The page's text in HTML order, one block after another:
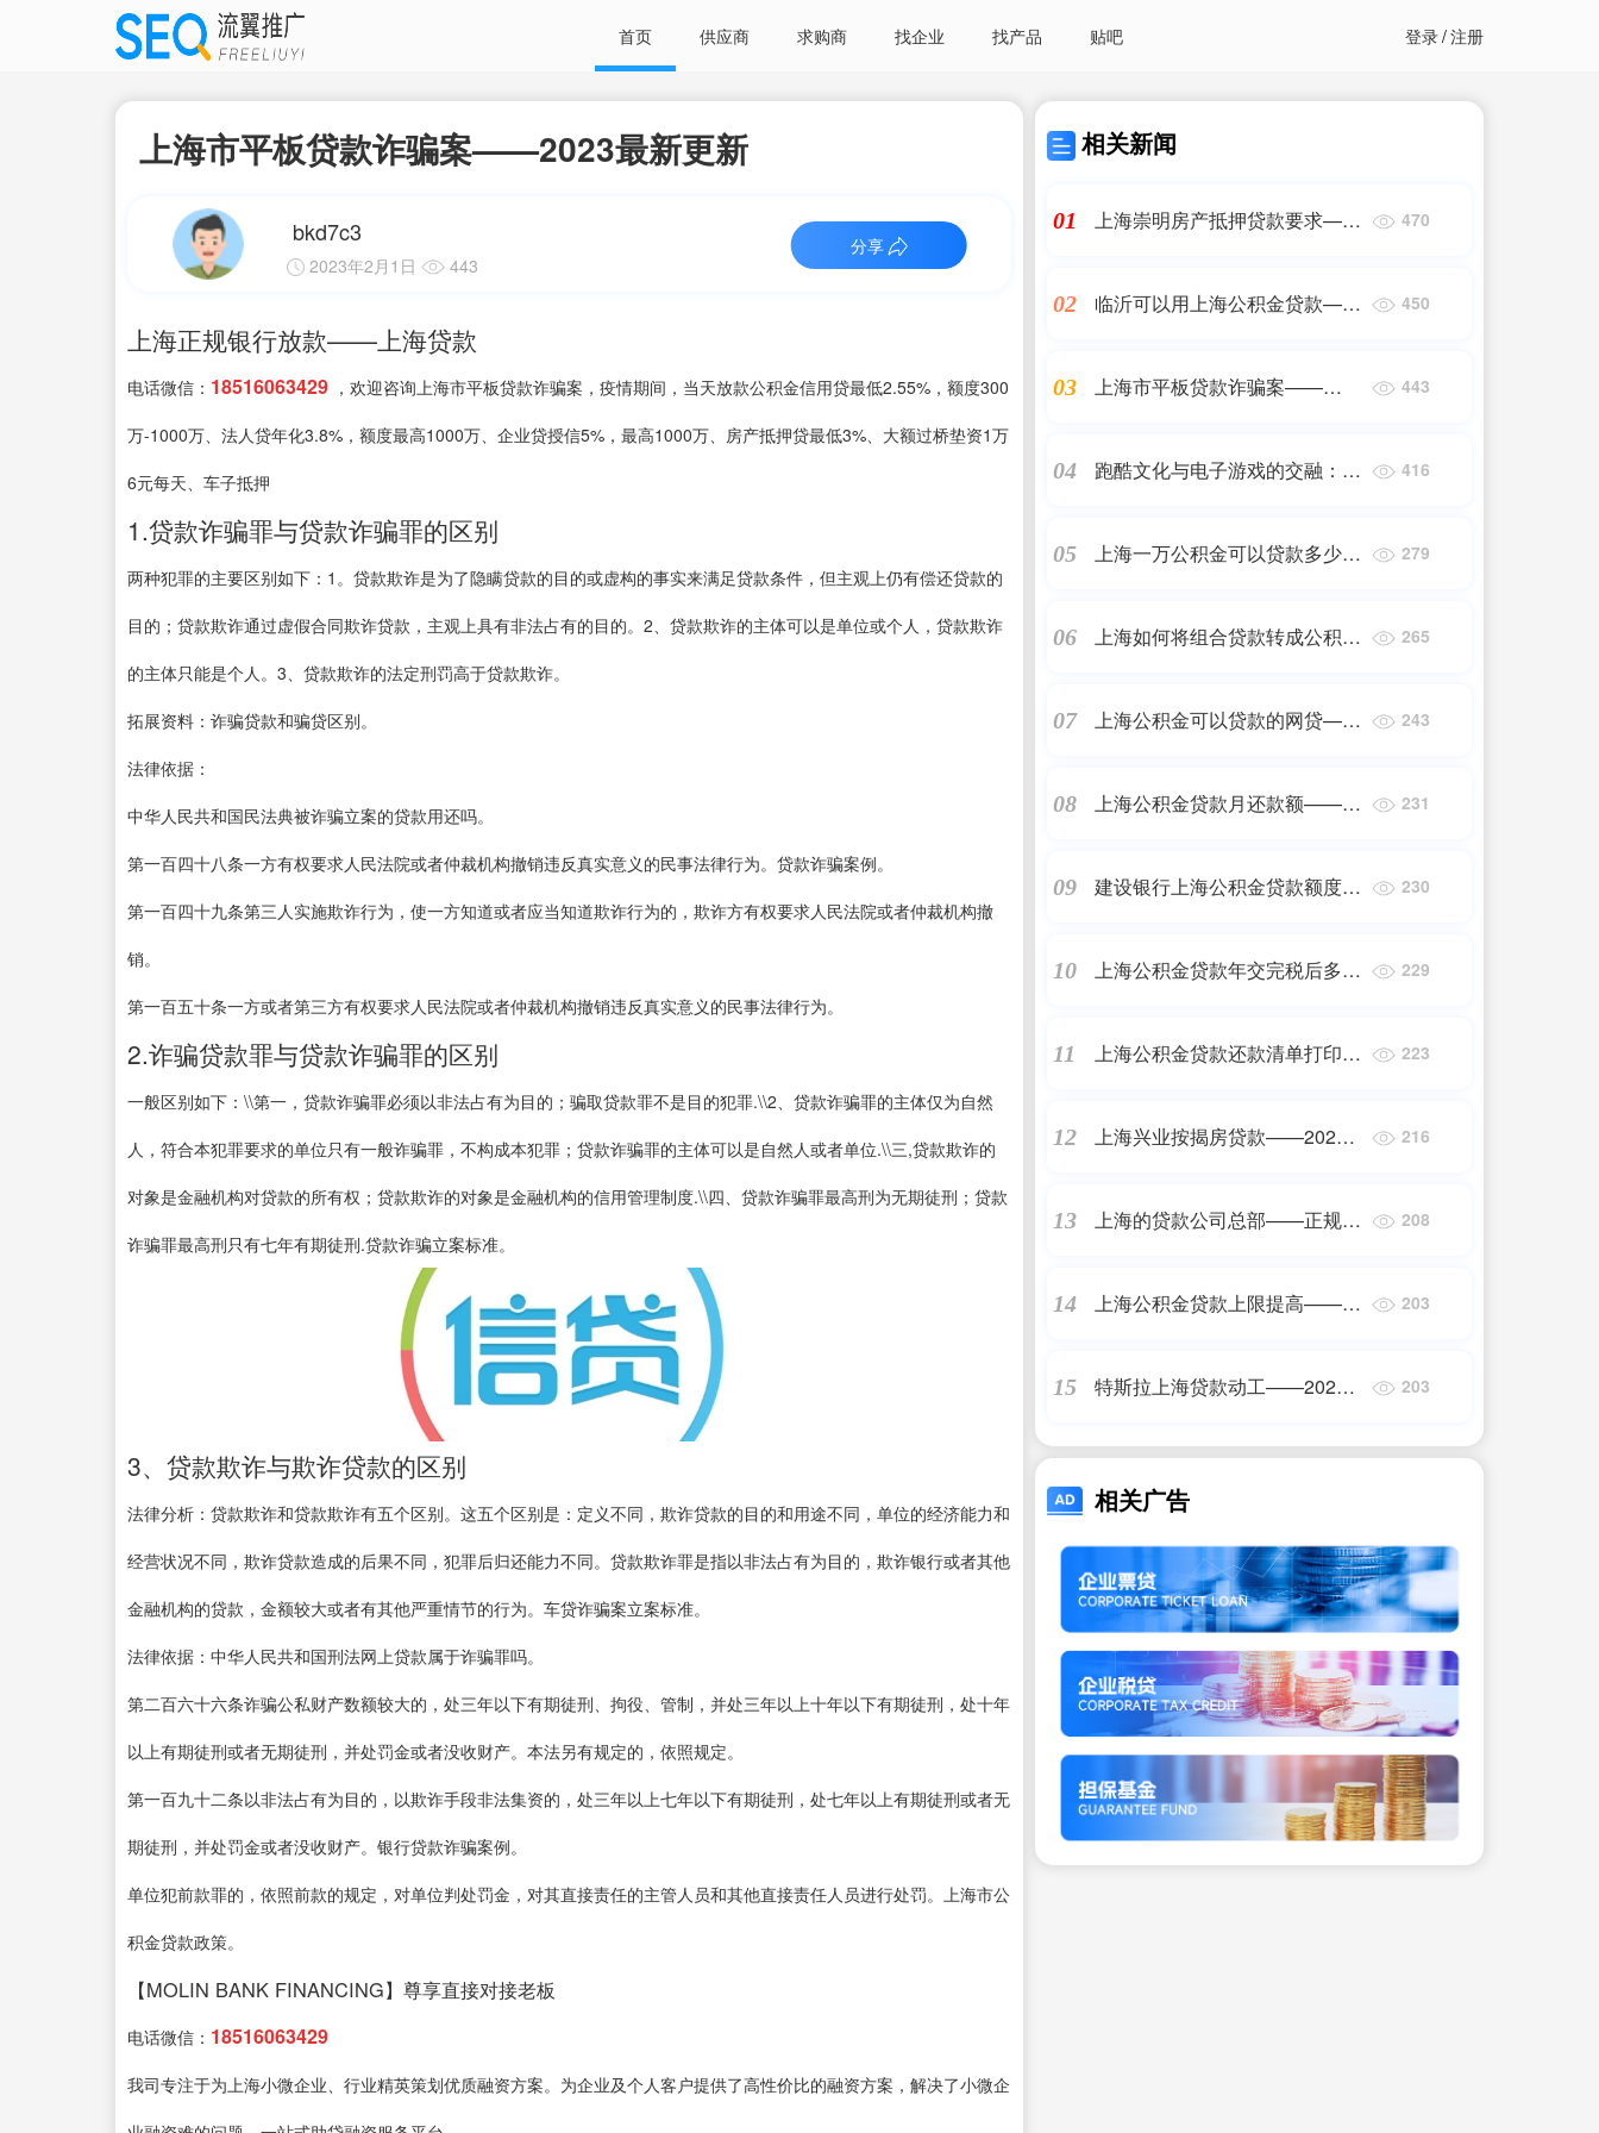
首页 供应商 求购商 找企业 找产品 贴吧 登录/注册
上海市平板贷款诈骗案——2023最新更新
bkd7c3
2023年2月1日 443
分享
上海正规银行放款——上海贷款
电话微信： 18516063429 ，欢迎咨询上海市平板贷款诈骗案，疫情期间，当天放款公积金信用贷最低2.55%，额度300
万-1000万、法人贷年化3.8%，额度最高1000万、企业贷授信5%，最高1000万、房产抵押贷最低3%、大额过桥垫资1万
6元每天、车子抵押
1.贷款诈骗罪与贷款诈骗罪的区别
两种犯罪的主要区别如下：1。贷款欺诈是为了隐瞒贷款的目的或虚构的事实来满足贷款条件，但主观上仍有偿还贷款的
目的；贷款欺诈通过虚假合同欺诈贷款，主观上具有非法占有的目的。2、贷款欺诈的主体可以是单位或个人，贷款欺诈
的主体只能是个人。3、贷款欺诈的法定刑罚高于贷款欺诈。
拓展资料：诈骗贷款和骗贷区别。
法律依据：
中华人民共和国民法典被诈骗立案的贷款用还吗。
第一百四十八条一方有权要求人民法院或者仲裁机构撤销违反真实意义的民事法律行为。贷款诈骗案例。
第一百四十九条第三人实施欺诈行为，使一方知道或者应当知道欺诈行为的，欺诈方有权要求人民法院或者仲裁机构撤
销。
第一百五十条一方或者第三方有权要求人民法院或者仲裁机构撤销违反真实意义的民事法律行为。
2.诈骗贷款罪与贷款诈骗罪的区别
一般区别如下：\\第一，贷款诈骗罪必须以非法占有为目的；骗取贷款罪不是目的犯罪.\\2、贷款诈骗罪的主体仅为自然
人，符合本犯罪要求的单位只有一般诈骗罪，不构成本犯罪；贷款诈骗罪的主体可以是自然人或者单位.\\三,贷款欺诈的
对象是金融机构对贷款的所有权；贷款欺诈的对象是金融机构的信用管理制度.\\四、贷款诈骗罪最高刑为无期徒刑；贷款
诈骗罪最高刑只有七年有期徒刑.贷款诈骗立案标准。
3、贷款欺诈与欺诈贷款的区别
法律分析：贷款欺诈和贷款欺诈有五个区别。这五个区别是：定义不同，欺诈贷款的目的和用途不同，单位的经济能力和
经营状况不同，欺诈贷款造成的后果不同，犯罪后归还能力不同。贷款欺诈罪是指以非法占有为目的，欺诈银行或者其他
金融机构的贷款，金额较大或者有其他严重情节的行为。车贷诈骗案立案标准。
法律依据：中华人民共和国刑法网上贷款属于诈骗罪吗。
第二百六十六条诈骗公私财产数额较大的，处三年以下有期徒刑、拘役、管制，并处三年以上十年以下有期徒刑，处十年
以上有期徒刑或者无期徒刑，并处罚金或者没收财产。本法另有规定的，依照规定。
第一百九十二条以非法占有为目的，以欺诈手段非法集资的，处三年以上七年以下有期徒刑，处七年以上有期徒刑或者无
期徒刑，并处罚金或者没收财产。银行贷款诈骗案例。
单位犯前款罪的，依照前款的规定，对单位判处罚金，对其直接责任的主管人员和其他直接责任人员进行处罚。上海市公
积金贷款政策。
【MOLIN BANK FINANCING】尊享直接对接老板
电话微信： 18516063429
我司专注于为上海小微企业、行业精英策划优质融资方案。为企业及个人客户提供了高性价比的融资方案，解决了小微企
相关新闻
01
上海崇明房产抵押贷款要求——
470
02
临沂可以用上海公积金贷款——
450
03
上海市平板贷款诈骗案——
443
04
跑酷文化与电子游戏的交融：
416
05
上海一万公积金可以贷款多少
279
06
上海如何将组合贷款转成公积金
265
07
上海公积金可以贷款的网贷——
243
08
上海公积金贷款月还款额——
231
09
建设银行上海公积金贷款额度
230
10
上海公积金贷款年交完税后多久
229
11
上海公积金贷款还款清单打印在
223
12
上海兴业按揭房贷款——2023
216
13
上海的贷款公司总部——正规机
208
14
上海公积金贷款上限提高——
203
15
特斯拉上海贷款动工——2023
203
相关广告